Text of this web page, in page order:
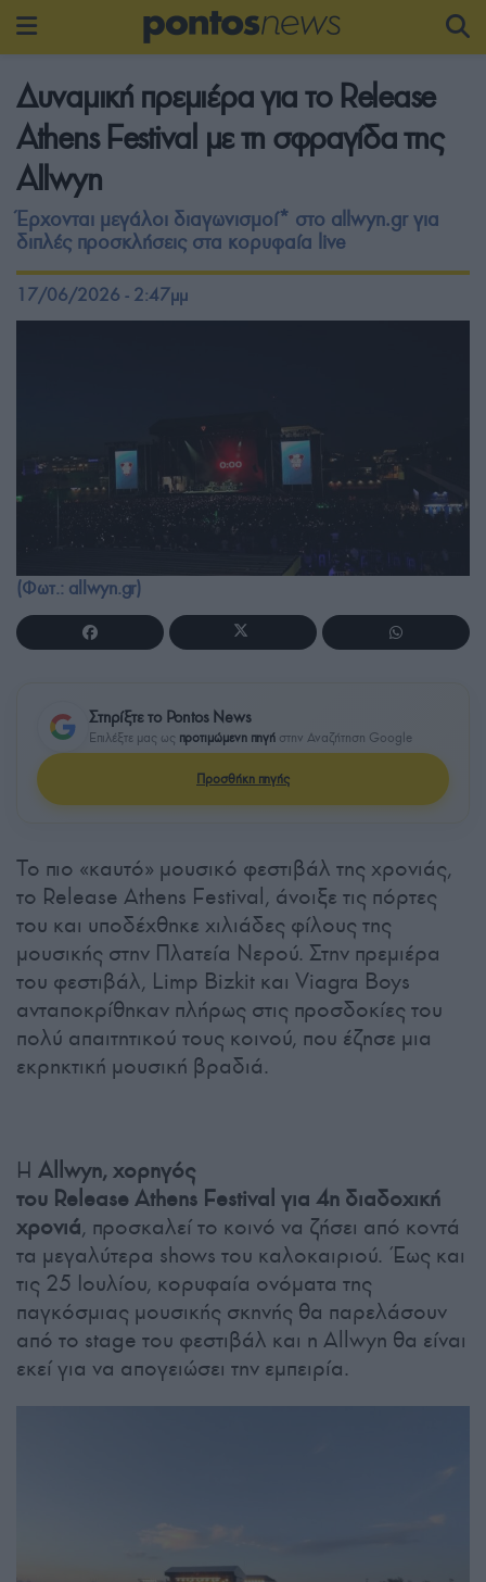
Δυναμική πρεμιέρα για το Release
Athens Festival με τη σφραγίδα της
Allwyn
Έρχονται μεγάλοι διαγωνισμοί* στο allwyn.gr για
διπλές προσκλήσεις στα κορυφαία live
17/06/2026 - 2:47μμ
(Φωτ.: allwyn.gr)
Στηρίξτε το Pontos News
Επιλέξτε μας ως προτιμώμενη πηγή στην Αναζήτηση Google
Προσθήκη πηγής
Το πιο «καυτό» μουσικό φεστιβάλ της χρονιάς,
το Release Athens Festival, άνοιξε τις πόρτες
του και υποδέχθηκε χιλιάδες φίλους της
μουσικής στην Πλατεία Νερού. Στην πρεμιέρα
του φεστιβάλ, Limp Bizkit και Viagra Boys
ανταποκρίθηκαν πλήρως στις προσδοκίες του
πολύ απαιτητικού τους κοινού, που έζησε μια
εκρηκτική μουσική βραδιά.
Η Allwyn, χορηγός
του Release Athens Festival για 4η διαδοχική
χρονιά, προσκαλεί το κοινό να ζήσει από κοντά
τα μεγαλύτερα shows του καλοκαιριού. Έως και
τις 25 Ιουλίου, κορυφαία ονόματα της
παγκόσμιας μουσικής σκηνής θα παρελάσουν
από το stage του φεστιβάλ και η Allwyn θα είναι
εκεί για να απογειώσει την εμπειρία.